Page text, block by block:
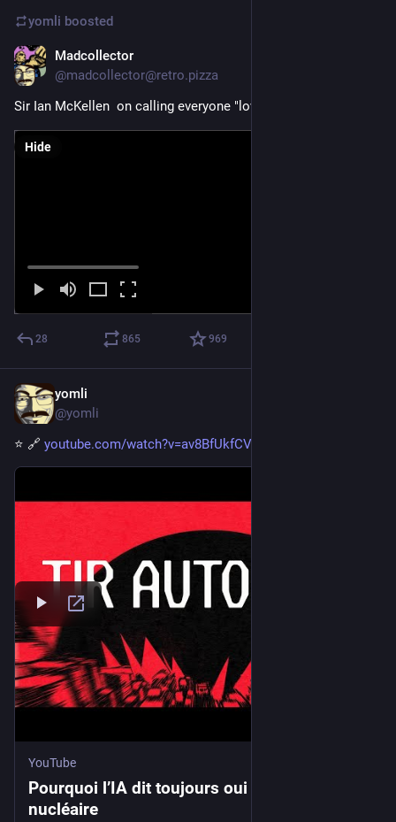
yomli boosted
Madcollector
@madcollector@retro.pizza
Sir Ian McKellen  on calling everyone "love"
Hide
28 865 969
yomli
@yomli
⭐ 🔗 youtube.com/watch?v=av8BfUkfCVI
YouTube
Pourquoi l’IA dit toujours oui à la bombe
nucléaire